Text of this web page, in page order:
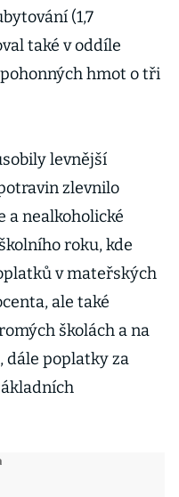
(1,7
také v oddíle
hmot o tři
levnější
zlevnilo
a nealkoholické
roku, kde
v mateřských
ale také
školách a na
dále poplatky za